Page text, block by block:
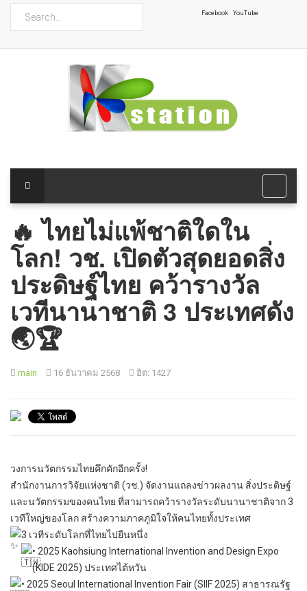
Facebook YouTube
🔥 ไทยไม่แพ้ชาติใดใน
โลก! วช. เปิดตัวสุดยอดสิ่ง
ประดิษฐ์ไทย คว้ารางวัล
เวทีนานาชาติ 3 ประเทศดัง
🌏🏆
main 16 ธันวาคม 2568 ฮิต: 1427
วงการนวัตกรรมไทยคึกคักอีกครั้ง!
สำนักงานการวิจัยแห่งชาติ (วช.) จัดงานแถลงข่าวผลงาน สิ่งประดิษฐ์
และนวัตกรรมของคนไทย ที่สามารถคว้ารางวัลระดับนานาชาติจาก 3
เวทีใหญ่ของโลก สร้างความภาคภูมิใจให้คนไทยทั้งประเทศ
3 เวทีระดับโลกที่ไทยไปยืนหนึ่ง
• 2025 Kaohsiung International Invention and Design Expo
(KIDE 2025) ประเทศไต้หวัน
• 2025 Seoul International Invention Fair (SIIF 2025) สาธารณรัฐ